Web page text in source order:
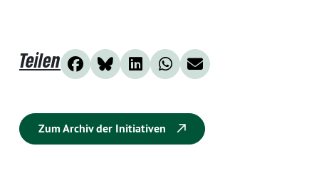
Teilen
Zum Archiv der Initiativen